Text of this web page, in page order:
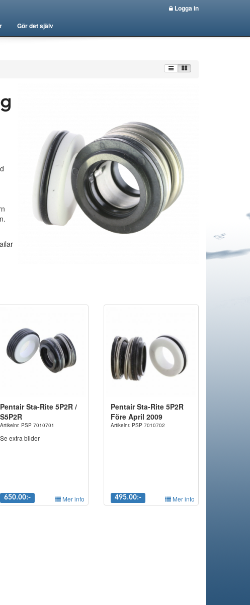
Gör det själv
Logga in
Pentair Sta-Rite 5P2R /
S5P2R
Artikelnr. PSP 7010701
Se extra bilder
650.00:- Mer info
Pentair Sta-Rite 5P2R
Före April 2009
Artikelnr. PSP 7010702
495.00:- Mer info